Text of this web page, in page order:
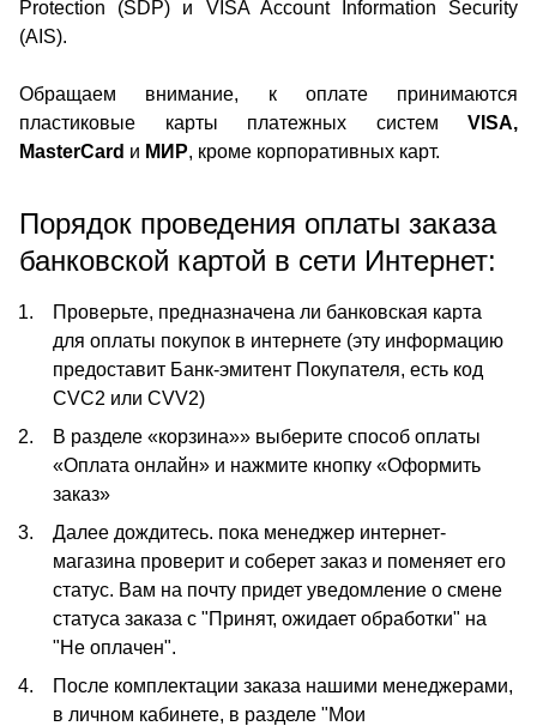
Protection (SDP) и VISA Account Information Security
(AIS).
Обращаем внимание, к оплате принимаются
пластиковые карты платежных систем VISA,
MasterCard и МИР, кроме корпоративных карт.
Порядок проведения оплаты заказа
банковской картой в сети Интернет:
Проверьте, предназначена ли банковская карта
для оплаты покупок в интернете (эту информацию
предоставит Банк-эмитент Покупателя, есть код
CVC2 или CVV2)
В разделе «корзина»» выберите способ оплаты
«Оплата онлайн» и нажмите кнопку «Оформить
заказ»
Далее дождитесь. пока менеджер интернет-
магазина проверит и соберет заказ и поменяет его
статус. Вам на почту придет уведомление о смене
статуса заказа с "Принят, ожидает обработки" на
"Не оплачен".
После комплектации заказа нашими менеджерами,
в личном кабинете, в разделе "Мои